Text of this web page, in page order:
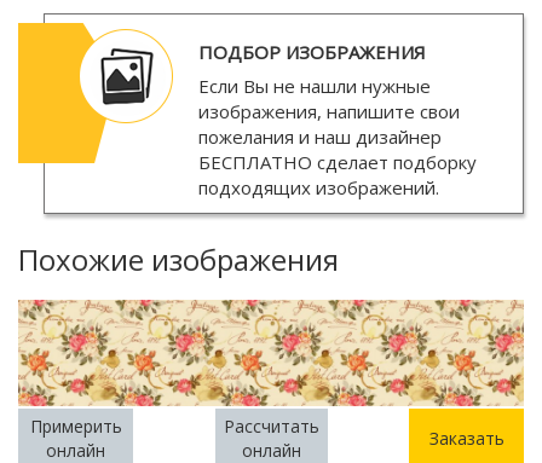
ПОДБОР ИЗОБРАЖЕНИЯ
Если Вы не нашли нужные
изображения, напишите свои
пожелания и наш дизайнер
БЕСПЛАТНО сделает подборку
подходящих изображений.
Похожие изображения
Примерить
онлайн
Рассчитать
онлайн
Заказать